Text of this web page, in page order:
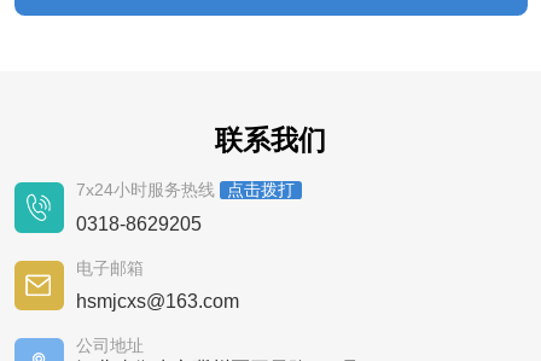
联系我们
7x24小时服务热线 点击拨打
0318-8629205
电子邮箱
hsmjcxs@163.com
公司地址